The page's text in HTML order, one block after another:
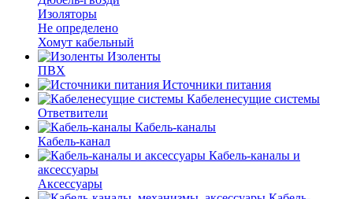
Изоляторы
Не определено
Хомут кабельный
Изоленты
ПВХ
Источники питания
Кабеленесущие системы
Ответвители
Кабель-каналы
Кабель-канал
Кабель-каналы и
аксессуары
Аксессуары